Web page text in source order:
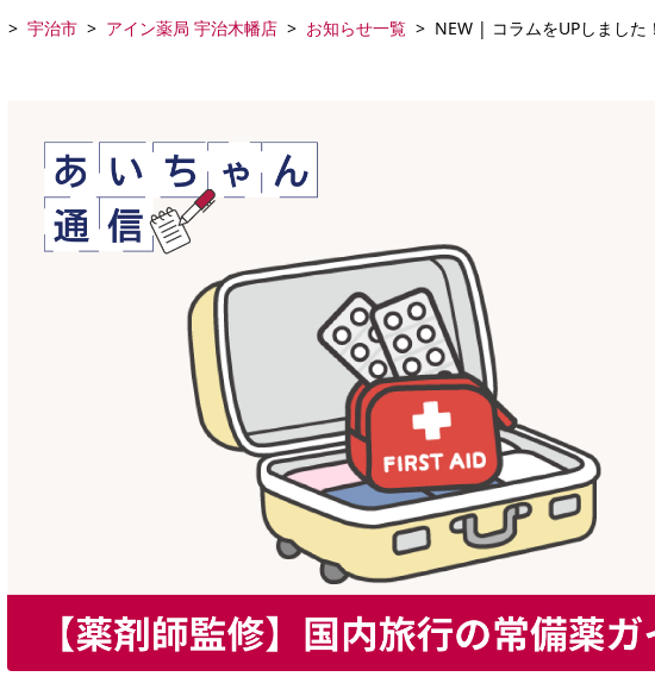
宇治市 アイン薬局 宇治木幡店 お知らせ一覧 NEW | コラムをUPしました